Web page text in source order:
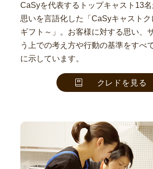
CaSyを代表するトップキャスト13
思いを言語化した「CaSyキャスト
ギフト～」。お客様に対する思い、
う上での考え方や行動の基準をすべ
に示しています。
クレドを見る